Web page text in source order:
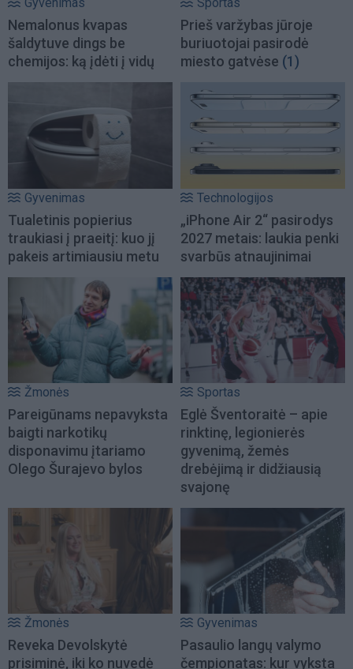
Nemalonus kvapas
šaldytuve dings be
chemijos: ką įdėti į vidų
Prieš varžybas jūroje
buriuotojai pasirodė
miesto gatvėse (1)
Gyvenimas
Tualetinis popierius
traukiasi į praeitį: kuo jį
pakeis artimiausiu metu
Technologijos
„iPhone Air 2“ pasirodys
2027 metais: laukia penki
svarbūs atnaujinimai
Žmonės
Pareigūnams nepavyksta
baigti narkotikų
disponavimu įtariamo
Olego Šurajevo bylos
Sportas
Eglė Šventoraitė – apie
rinktinę, legionierės
gyvenimą, žemės
drebėjimą ir didžiausią
svajonę
Žmonės
Reveka Devolskytė
prisiminė, iki ko nuvedė
Gyvenimas
Pasaulio langų valymo
čempionatas: kur vyksta